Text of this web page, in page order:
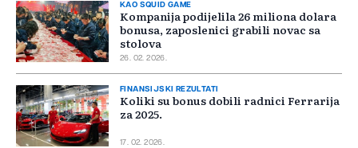
KAO SQUID GAME
Kompanija podijelila 26 miliona dolara
bonusa, zaposlenici grabili novac sa
stolova
26. 02. 2026.
FINANSIJSKI REZULTATI
Koliki su bonus dobili radnici Ferrarija
za 2025.
17. 02. 2026.